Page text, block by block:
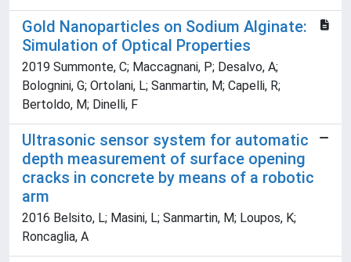
Gold Nanoparticles on Sodium Alginate:
Simulation of Optical Properties
2019 Summonte, C; Maccagnani, P; Desalvo, A;
Bolognini, G; Ortolani, L; Sanmartin, M; Capelli, R;
Bertoldo, M; Dinelli, F
Ultrasonic sensor system for automatic
depth measurement of surface opening
cracks in concrete by means of a robotic
arm
2016 Belsito, L; Masini, L; Sanmartin, M; Loupos, K;
Roncaglia, A